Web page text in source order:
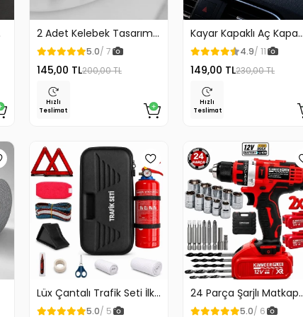
2 Adet Kelebek Tasarım
Klozet Kaldırma Aparatı
Gold Renk
5.0/ 7
145,00 TL200,00 TL
Hızlı
Teslimat
Kayar Kapaklı Aç Kapa
Araç Torpido Üstü
Fosforlu Numaratör Park
Numaratörü
4.9/ 11
149,00 TL230,00 TL
Hızlı
Teslimat
Lüx Çantalı Trafik Seti İlk
Yardım Seti 1 Kg Yangın
5.0/ 5
24 Parça Şarjlı Matkap
12v Çelik Mandrenli Çift
5.0/ 6